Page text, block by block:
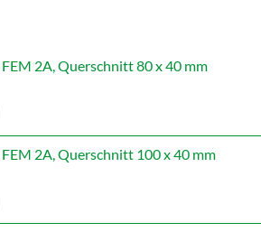
2A, Querschnitt 80 x 40 mm
2A, Querschnitt 100 x 40 mm